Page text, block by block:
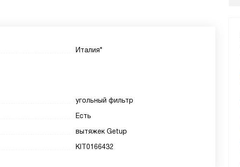
Италия*
угольный фильтр
Есть
вытяжек Getup
KIT0166432